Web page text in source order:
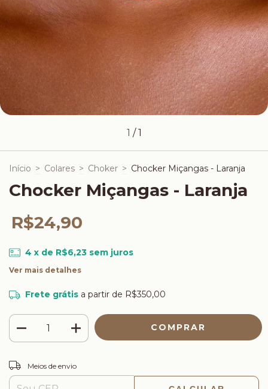
1 / 1
Início > Colares > Choker > Chocker Miçangas - Laranja
Chocker Miçangas - Laranja
R$24,90
4 x de R$6,23 sem juros
Ver mais detalhes
Frete grátis a partir de R$350,00
Entregas para o CEP:
Meios de envio